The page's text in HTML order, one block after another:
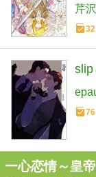
芹
32
slip
76
一心恋情～皇